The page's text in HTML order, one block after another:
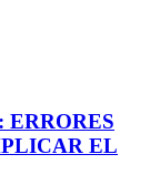
ERRORES
EL